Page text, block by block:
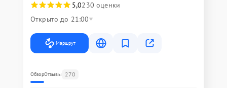
5,0230 оценки
Открыто до 21:00
Маршрут
ОбзорОтзывы 270